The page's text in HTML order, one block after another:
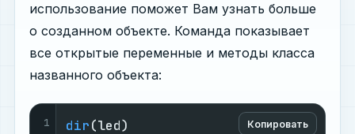
использование поможет Вам узнать больше
о созданном объекте. Команда показывает
все открытые переменные и методы класса
названного объекта:
Копировать
1 dir(led)